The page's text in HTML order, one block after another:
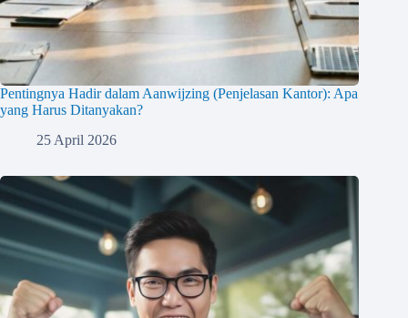
Pentingnya Hadir dalam Aanwijzing (Penjelasan Kantor): Apa
yang Harus Ditanyakan?
25 April 2026